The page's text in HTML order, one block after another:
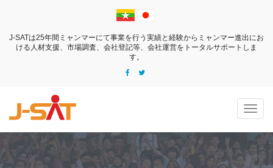
J-SATは25年間ミャンマーにて事業を行う実績と経験からミャンマー進出にお
ける 人材支援、市場調査、会社登記等、会社運営をトータルサポートしま
す。